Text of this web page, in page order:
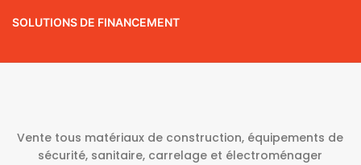
SOLUTIONS DE FINANCEMENT
Vente tous matériaux de construction, équipements de
sécurité, sanitaire, carrelage et électroménager